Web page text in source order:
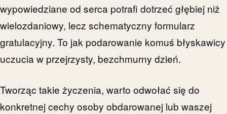
wypowiedziane od serca potrafi dotrzeć głębiej niż
wielozdaniowy, lecz schematyczny formularz
gratulacyjny. To jak podarowanie komuś błyskawicy
uczucia w przejrzysty, bezchmurny dzień.
Tworząc takie życzenia, warto odwołać się do
konkretnej cechy osoby obdarowanej lub waszej